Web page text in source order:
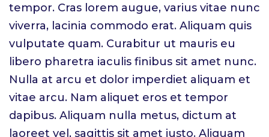
tempor. Cras lorem augue, varius vitae nunc
viverra, lacinia commodo erat. Aliquam quis
vulputate quam. Curabitur ut mauris eu
libero pharetra iaculis finibus sit amet nunc.
Nulla at arcu et dolor imperdiet aliquam et
vitae arcu. Nam aliquet eros et tempor
dapibus. Aliquam nulla metus, dictum at
laoreet vel, sagittis sit amet justo. Aliquam